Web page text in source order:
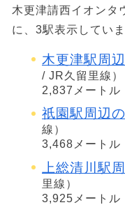
木更津請西イオンタ
に、3駅表示していま
木更津駅周
/ JR久留里線）
2,837メートル
祇園駅周辺
線）
3,468メートル
上総清川駅
里線）
3,925メートル